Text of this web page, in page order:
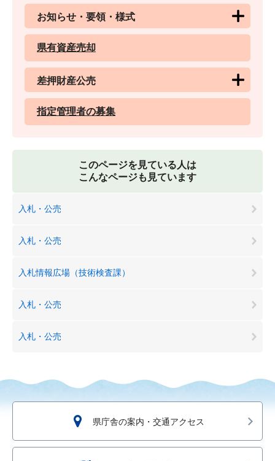
お知らせ・要領・様式
県有資産売却
差押財産公売
指定管理者の募集
このページを見ている人は
こんなページも見ています
入札・公売
入札・公売
入札情報広場（技術検査課）
入札・公売
入札・公売
県庁舎の案内・交通アクセス